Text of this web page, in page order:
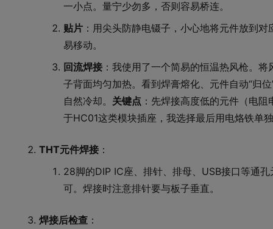
一小点。量宁少勿多，否则容易桥连。
贴片 ：用尖头防静电镊子，小心地将元件放到
易移动。
回流焊接 ：我使用了一个简易的恒温热风枪。
子背面均匀加热。看到焊膏熔化、元件自动“归
自然冷却。 关键点 ：先焊接高度低的元件（电
于HC01这类模块插座，我选择最后用电烙铁单
THT元件焊接 ：
28脚的DIP IC座、排针、排母、USB接口等通
可。焊接时注意排针要与板子垂直。
焊接后检查 ：